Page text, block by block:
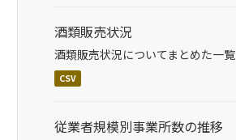
酒類販売状況
酒類販売状況についてまとめた一覧
CSV
従業者規模別事業所数の推移